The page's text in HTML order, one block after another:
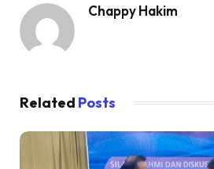
Chappy Hakim
Related Posts